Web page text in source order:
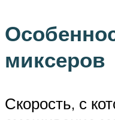
миксеров
Скорость, с